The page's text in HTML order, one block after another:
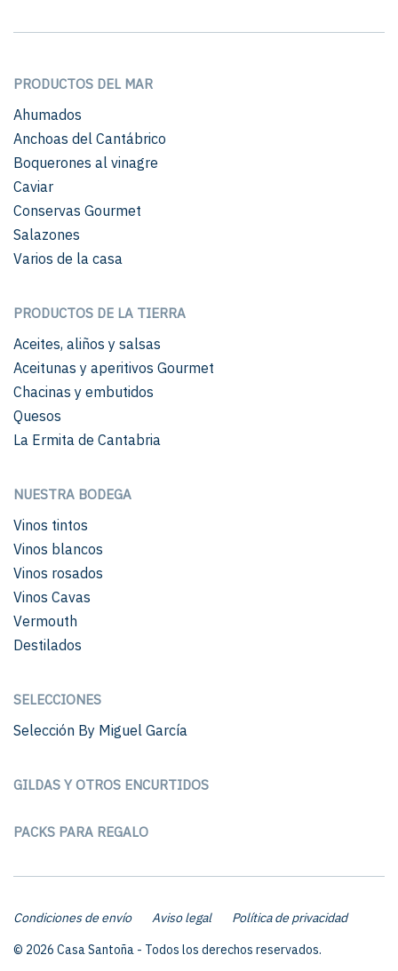
PRODUCTOS DEL MAR
Ahumados
Anchoas del Cantábrico
Boquerones al vinagre
Caviar
Conservas Gourmet
Salazones
Varios de la casa
PRODUCTOS DE LA TIERRA
Aceites, aliños y salsas
Aceitunas y aperitivos Gourmet
Chacinas y embutidos
Quesos
La Ermita de Cantabria
NUESTRA BODEGA
Vinos tintos
Vinos blancos
Vinos rosados
Vinos Cavas
Vermouth
Destilados
SELECCIONES
Selección By Miguel García
GILDAS Y OTROS ENCURTIDOS
PACKS PARA REGALO
© 2026 Casa Santoña - Todos los derechos reservados.
Condiciones de envío Aviso legal Política de privacidad